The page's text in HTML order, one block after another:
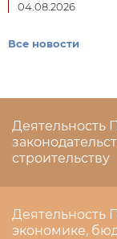
04.08.2026
Все новости
Деятельность
строительству
Деятельность
экономике,